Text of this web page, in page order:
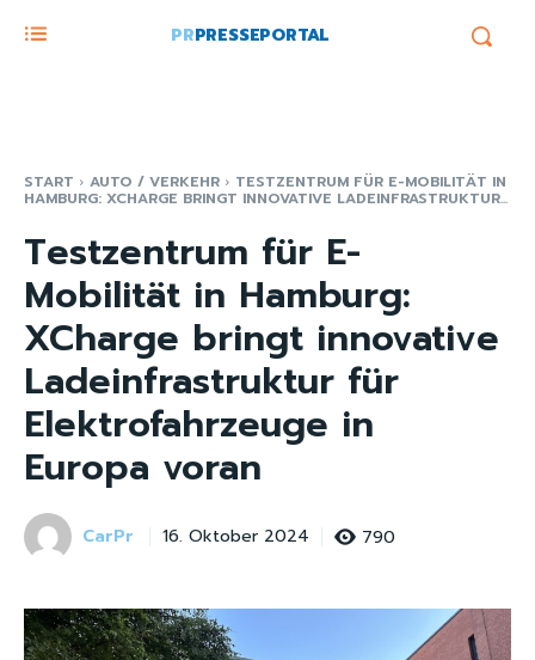
PRPRESSEPORTAL
START AUTO / VERKEHR TESTZENTRUM FÜR E-MOBILITÄT IN
HAMBURG: XCHARGE BRINGT INNOVATIVE LADEINFRASTRUKTUR...
Testzentrum für E-
Mobilität in Hamburg:
XCharge bringt innovative
Ladeinfrastruktur für
Elektrofahrzeuge in
Europa voran
CarPr 16. Oktober 2024 790